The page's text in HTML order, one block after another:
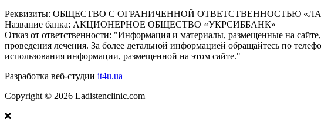
Реквизиты: ОБЩЕСТВО С ОГРАНИЧЕННОЙ ОТВЕТСТВЕННОСТЬЮ
Название банка: АКЦИОНЕРНОЕ ОБЩЕСТВО «УКРСИББАНК»
Отказ от ответственности: "Информация и материалы, размещенные на
проведения лечения. За более детальной информацией обращайтесь по
использования информации, размещенной на этом сайте."
Разработка веб-студии it4u.ua
Copyright © 2026 Ladistenclinic.com